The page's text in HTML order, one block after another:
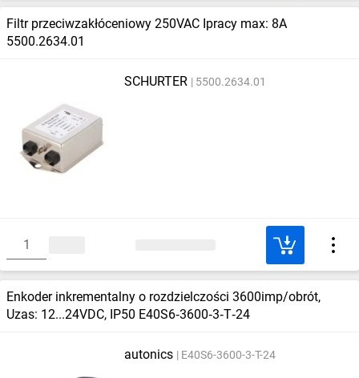
Filtr przeciwzakłóceniowy 250VAC Ipracy max: 8A
5500.2634.01
SCHURTER 5500.2634.01
Enkoder inkrementalny o rozdzielczości 3600imp/obrót,
Uzas: 12...24VDC, IP50 E40S6‑3600‑3‑T‑24
autonics E40S6-3600-3-T-24